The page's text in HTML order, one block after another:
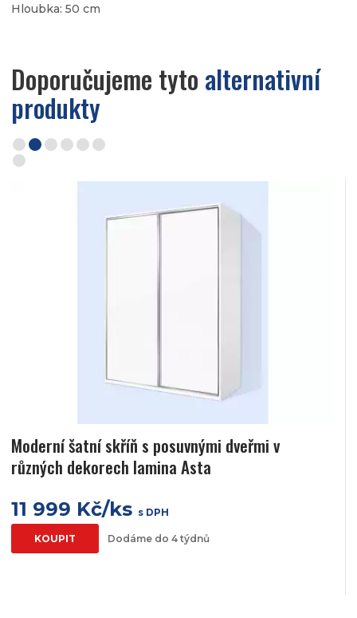
Hloubka: 50 cm
Doporučujeme tyto alternativní
produkty
Moderní šatní skříň s posuvnými dveřmi v
různých dekorech lamina Asta
11 999 Kč/ks s DPH
KOUPIT Dodáme do 4 týdnů